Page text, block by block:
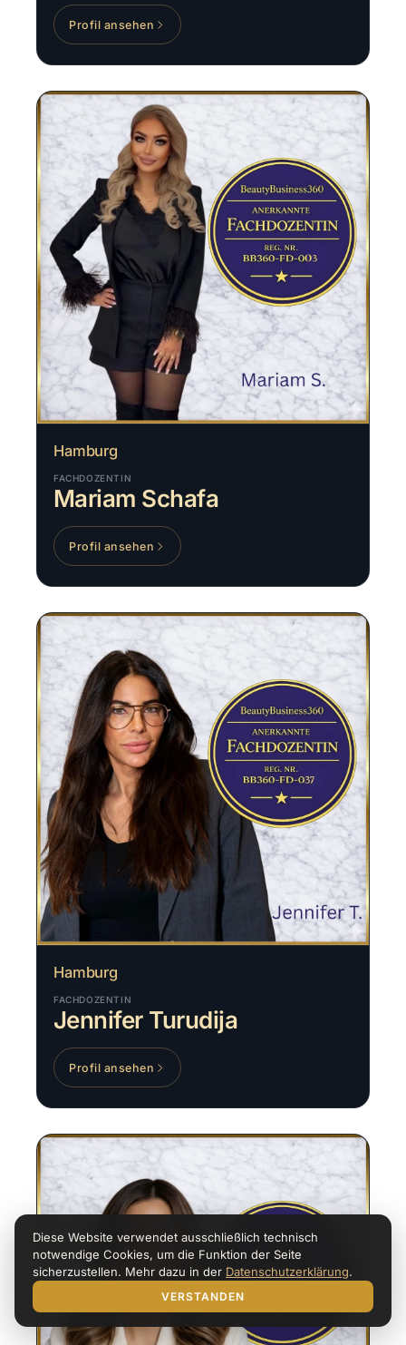
Profil ansehen
Hamburg
FACHDOZENTIN
Mariam Schafa
Profil ansehen
Hamburg
FACHDOZENTIN
Jennifer Turudija
Profil ansehen
Diese Website verwendet ausschließlich technisch
notwendige Cookies, um die Funktion der Seite
sicherzustellen. Mehr dazu in der Datenschutzerklärung.
VERSTANDEN